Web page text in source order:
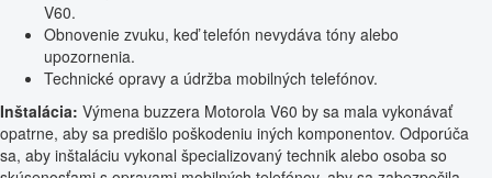
V60.
Obnovenie zvuku, keď telefón nevydáva tóny alebo
upozornenia.
Technické opravy a údržba mobilných telefónov.
Inštalácia: Výmena buzzera Motorola V60 by sa mala vykonávať
opatrne, aby sa predišlo poškodeniu iných komponentov. Odporúča
sa, aby inštaláciu vykonal špecializovaný technik alebo osoba so